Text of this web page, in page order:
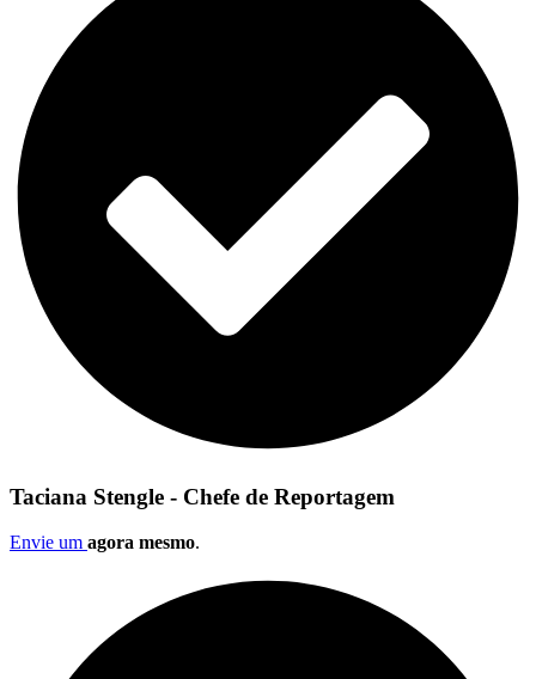
Taciana Stengle - Chefe de Reportagem
Envie um agora mesmo.